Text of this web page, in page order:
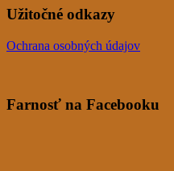
Užitočné odkazy
Ochrana osobných údajov
Farnosť na Facebooku